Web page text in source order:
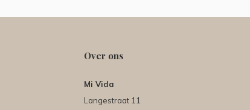
Over ons
Mi Vida
Langestraat 11